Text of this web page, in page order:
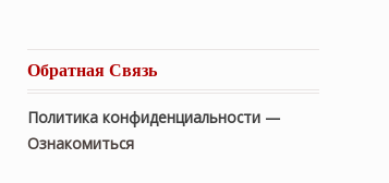
Обратная Связь
Политика конфиденциальности —
Ознакомиться